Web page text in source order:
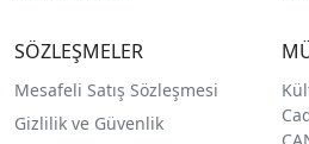
SÖZLEŞMELER
Mesafeli Satış Sözleşmesi
Gizlilik ve Güvenlik